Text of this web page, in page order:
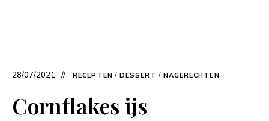
28/07/2021 RECEPTEN / DESSERT / NAGERECHTEN
Cornflakes ijs